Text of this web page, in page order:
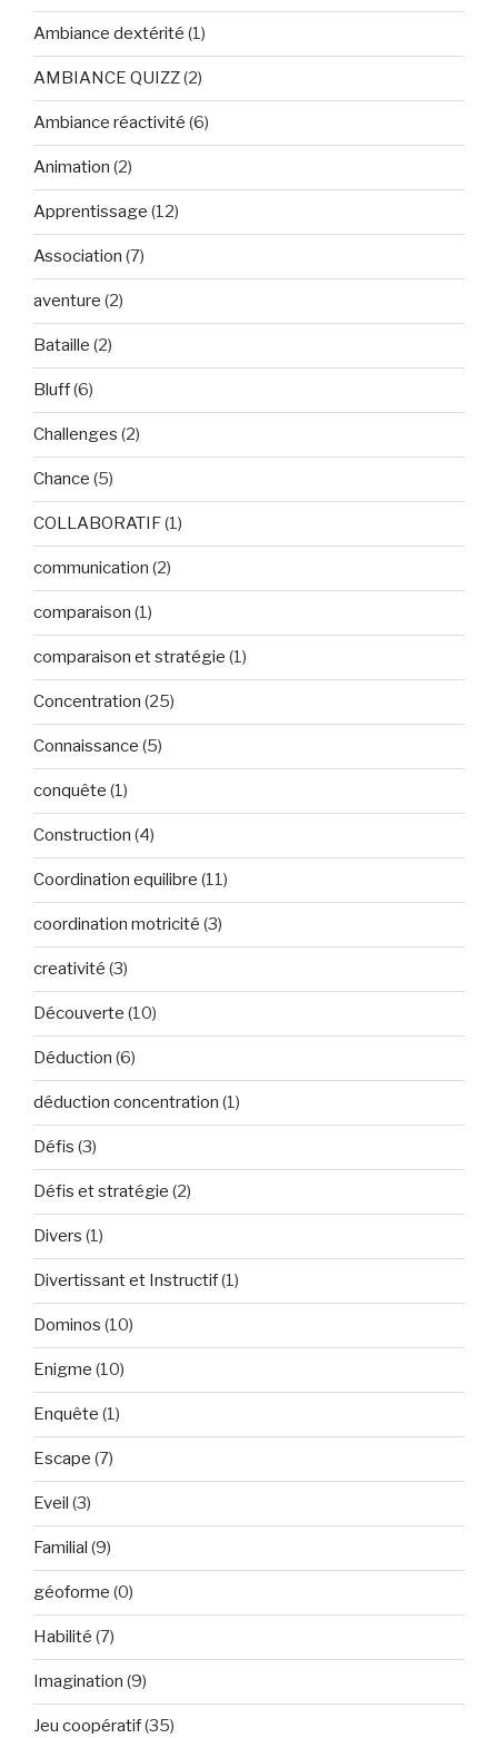
Ambiance dextérité (1)
AMBIANCE QUIZZ(2)
Ambiance réactivité (6)
Animation (2)
Apprentissage (12)
Association (7)
aventure (2)
Bataille (2)
Bluff(6)
Challenges (2)
Chance (5)
COLLABORATIF(1)
communication (2)
comparaison (1)
comparaison et stratégie (1)
Concentration (25)
Connaissance (5)
conquête (1)
Construction (4)
Coordination equilibre (11)
coordination motricité (3)
creativité (3)
Découverte (10)
Déduction (6)
déduction concentration (1)
Défis (3)
Défis et stratégie (2)
Divers (1)
Divertissant et Instructif(1)
Dominos (10)
Enigme (10)
Enquête (1)
Escape (7)
Eveil (3)
Familial (9)
géoforme (0)
Habilité (7)
Imagination (9)
Jeu coopératif(35)